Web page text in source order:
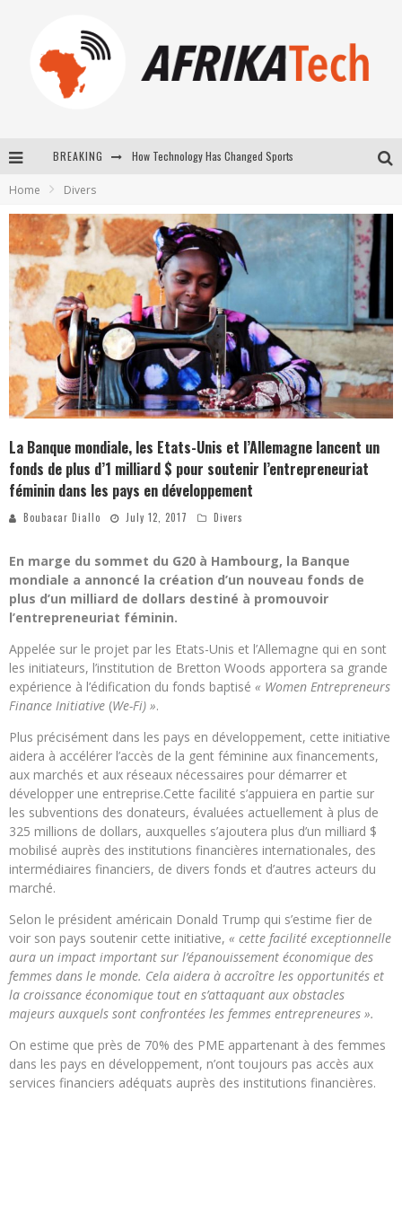
BREAKING How Technology Has Changed Sports
Home Divers
La Banque mondiale, les Etats-Unis et l’Allemagne lancent un
fonds de plus d’1 milliard $ pour soutenir l’entrepreneuriat
féminin dans les pays en développement
Boubacar Diallo July 12, 2017 Divers
En marge du sommet du G20 à Hambourg, la Banque
mondiale a annoncé la création d’un nouveau fonds de
plus d’un milliard de dollars destiné à promouvoir
l’entrepreneuriat féminin.
Appelée sur le projet par les Etats-Unis et l’Allemagne qui en sont
les initiateurs, l’institution de Bretton Woods apportera sa grande
expérience à l’édification du fonds baptisé « Women Entrepreneurs
Finance Initiative (We-Fi) ».
Plus précisément dans les pays en développement, cette initiative
aidera à accélérer l’accès de la gent féminine aux financements,
aux marchés et aux réseaux nécessaires pour démarrer et
développer une entreprise.Cette facilité s’appuiera en partie sur
les subventions des donateurs, évaluées actuellement à plus de
325 millions de dollars, auxquelles s’ajoutera plus d’un milliard $
mobilisé auprès des institutions financières internationales, des
intermédiaires financiers, de divers fonds et d’autres acteurs du
marché.
Selon le président américain Donald Trump qui s’estime fier de
voir son pays soutenir cette initiative, « cette facilité exceptionnelle
aura un impact important sur l’épanouissement économique des
femmes dans le monde. Cela aidera à accroître les opportunités et
la croissance économique tout en s’attaquant aux obstacles
majeurs auxquels sont confrontées les femmes entrepreneures ».
On estime que près de 70% des PME appartenant à des femmes
dans les pays en développement, n’ont toujours pas accès aux
services financiers adéquats auprès des institutions financières.